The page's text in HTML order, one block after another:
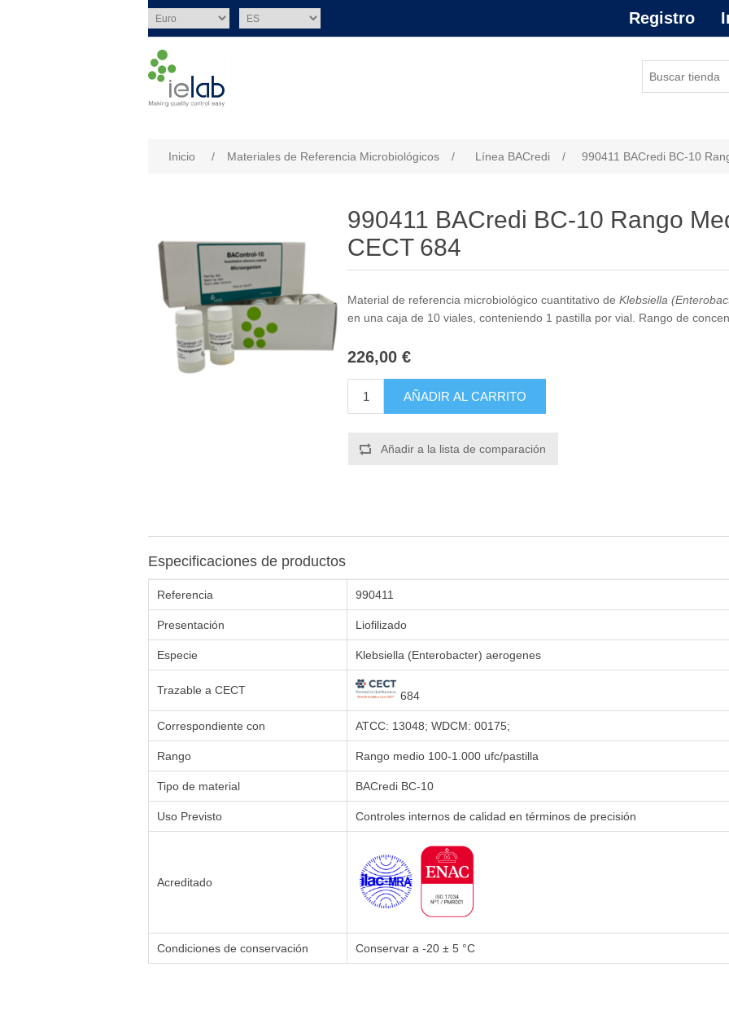
Registro
Inicio / Materiales de Referencia Microbiológicos / Línea BACredi / 990411 BACredi BC-10
990411 BACredi BC-10 Rango
CECT 684
Material de referencia microbiológico cuantitativo de Klebsiella
en una caja de 10 viales, conteniendo 1 pastilla por vial. Rango de
226,00 €
AÑADIR AL CARRITO
Añadir a la lista de comparación
Especificaciones de productos
Referencia 990411
Presentación Liofilizado
Especie Klebsiella (Enterobacter) aerogenes
Trazable a CECT 684
Correspondiente con ATCC: 13048; WDCM: 00175;
Rango Rango medio 100-1.000 ufc/pastilla
Tipo de material BACredi BC-10
Uso Previsto Controles internos de calidad en términos de precisión
Acreditado
Condiciones de conservación Conservar a -20 ± 5 °C